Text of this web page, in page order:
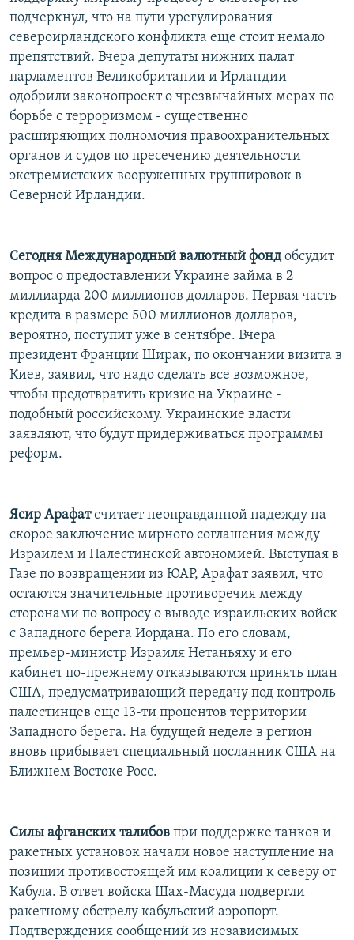
подчеркнул, что на пути урегулирования
североирландского конфликта еще стоит немало
препятствий. Вчера депутаты нижних палат
парламентов Великобритании и Ирландии
одобрили законопроект о чрезвычайных мерах по
борьбе с терроризмом - существенно
расширяющих полномочия правоохранительных
органов и судов по пресечению деятельности
экстремистских вооруженных группировок в
Северной Ирландии.
Сегодня Международный валютный фондобсудит
вопрос о предоставлении Украине займа в 2
миллиарда 200 миллионов долларов. Первая часть
кредита в размере 500 миллионов долларов,
вероятно, поступит уже в сентябре. Вчера
президент Франции Ширак, по окончании визита в
Киев, заявил, что надо сделать все возможное,
чтобы предотвратить кризис на Украине -
подобный российскому. Украинские власти
заявляют, что будут придерживаться программы
реформ.
Ясир Арафатсчитает неоправданной надежду на
скорое заключение мирного соглашения между
Израилем и Палестинской автономией. Выступая в
Газе по возвращении из ЮАР, Арафат заявил, что
остаются значительные противоречия между
сторонами по вопросу о выводе израильских войск
с Западного берега Иордана. По его словам,
премьер-министр Израиля Нетаньяху и его
кабинет по-прежнему отказываются принять план
США, предусматривающий передачу под контроль
палестинцев еще 13-ти процентов территории
Западного берега. На будущей неделе в регион
вновь прибывает специальный посланник США на
Ближнем Востоке Росс.
Силы афганских талибов при поддержке танков и
ракетных установок начали новое наступление на
позиции противостоящей им коалиции к северу от
Кабула. В ответ войска Шах-Масуда подвергли
ракетному обстрелу кабульский аэропорт.
Подтверждения сообщений из независимых